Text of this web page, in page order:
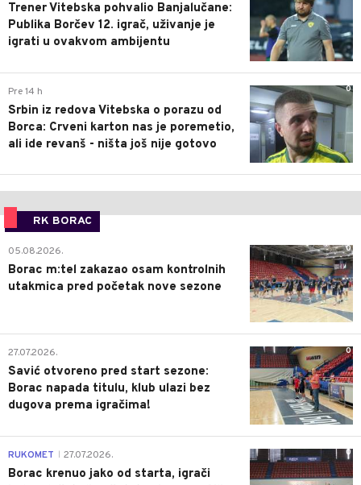
Trener Vitebska pohvalio Banjalučane:
Publika Borčev 12. igrač, uživanje je
igrati u ovakvom ambijentu
0
Pre 14 h
Srbin iz redova Vitebska o porazu od
Borca: Crveni karton nas je poremetio,
ali ide revanš - ništa još nije gotovo
RK BORAC
0
05.08.2026.
Borac m:tel zakazao osam kontrolnih
utakmica pred početak nove sezone
0
27.07.2026.
Savić otvoreno pred start sezone:
Borac napada titulu, klub ulazi bez
dugova prema igračima!
0
RUKOMET 27.07.2026.
Borac krenuo jako od starta, igrači